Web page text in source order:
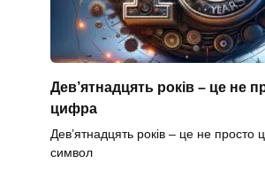
Дев’ятнадцять років – це не
цифра
Дев’ятнадцять років – це не просто
символ